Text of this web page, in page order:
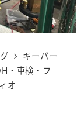
キーパー
・車検・フ
オ